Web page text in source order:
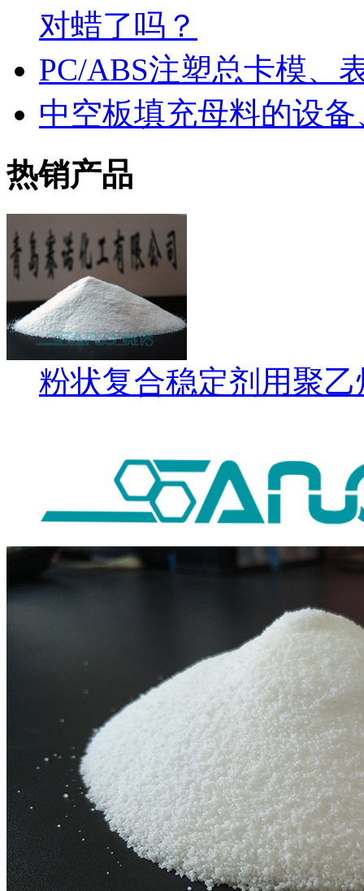
对蜡了吗？
PC/ABS注塑总卡模、
中空板填充母料的设
热销产品
粉状复合稳定剂用聚乙